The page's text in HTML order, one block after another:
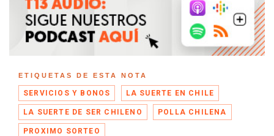
ETIQUETAS DE ESTA NOTA
SERVICIOS Y BONOS LA SUERTE EN CHILE
LA SUERTE DE SER CHILENO POLLA CHILENA
PROXIMO SORTEO